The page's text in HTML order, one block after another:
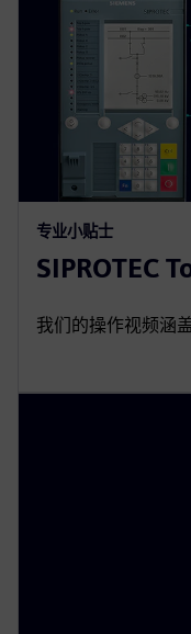
专业小贴士
SIPROTEC
我们的操作视频涵